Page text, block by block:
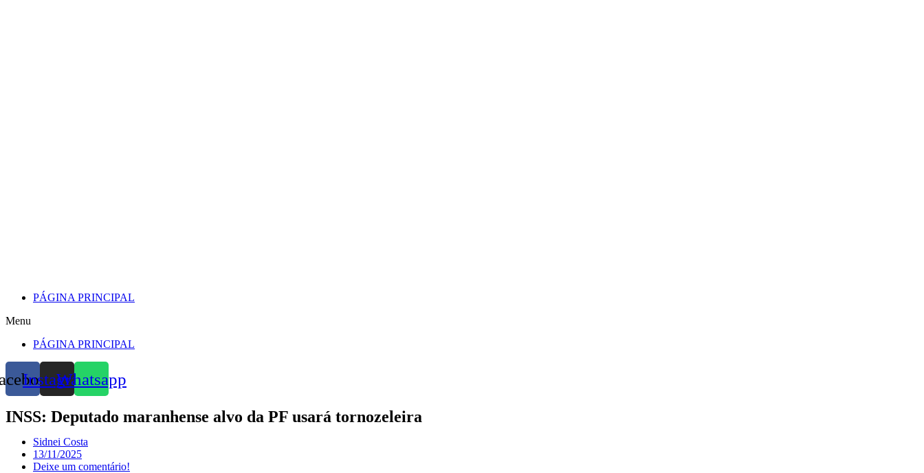
PÁGINA PRINCIPAL
Menu
PÁGINA PRINCIPAL
InstagramWhatsapp
INSS: Deputado maranhense alvo da PF usará tornozeleira
Sidnei Costa
13/11/2025
Deixe um comentário!